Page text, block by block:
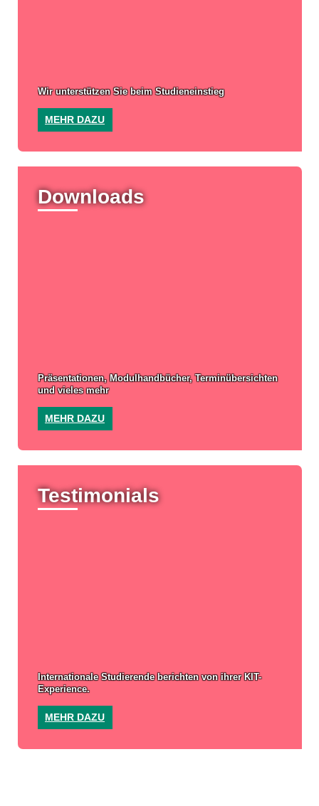
Wir unterstützen Sie beim Studieneinstieg
MEHR DAZU
Downloads
Präsentationen, Modulhandbücher, Terminübersichten
und vieles mehr
MEHR DAZU
Testimonials
Internationale Studierende berichten von ihrer KIT-
Experience.
MEHR DAZU